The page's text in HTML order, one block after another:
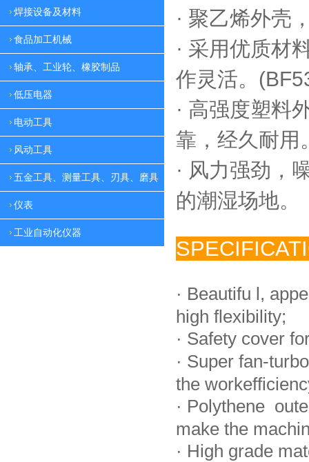
焊接设备及材料
食品加工机械
轴承、工业轮、橡胶制品
低压电器
电动工具
风动工具
五金工具、测量工具、刃具、磨具
仪表
工业自动化仪器
· 聚乙烯外壳
· 采用优质材
作灵活。
· 高强度塑料
靠， 经久耐用
· 风力强劲，
的潮湿场地。
· Beautifu l,
high flexibility;
· Safety cover
· Super fan-
the
· Polythene
make the
· High grade